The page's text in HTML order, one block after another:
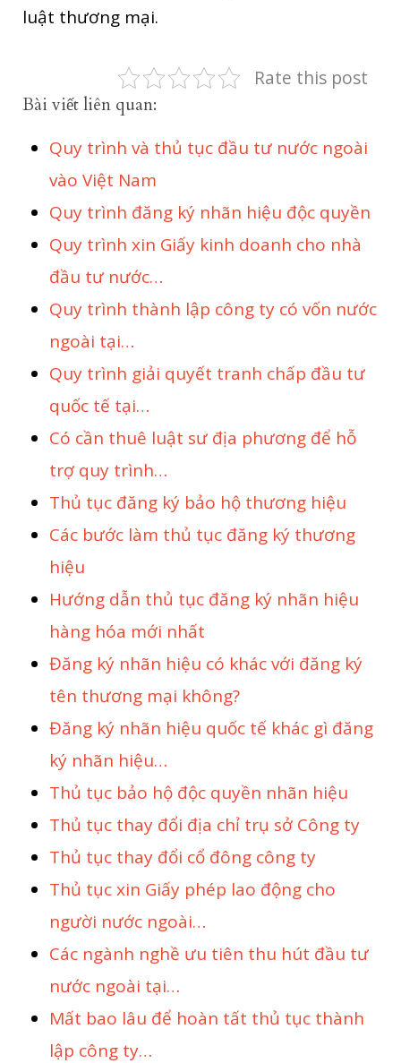
luật thương mại.
Rate this post
Bài viết liên quan:
Quy trình và thủ tục đầu tư nước ngoài
vào Việt Nam
Quy trình đăng ký nhãn hiệu độc quyền
Quy trình xin Giấy kinh doanh cho nhà
đầu tư nước…
Quy trình thành lập công ty có vốn nước
ngoài tại…
Quy trình giải quyết tranh chấp đầu tư
quốc tế tại…
Có cần thuê luật sư địa phương để hỗ
trợ quy trình…
Thủ tục đăng ký bảo hộ thương hiệu
Các bước làm thủ tục đăng ký thương
hiệu
Hướng dẫn thủ tục đăng ký nhãn hiệu
hàng hóa mới nhất
Đăng ký nhãn hiệu có khác với đăng ký
tên thương mại không?
Đăng ký nhãn hiệu quốc tế khác gì đăng
ký nhãn hiệu…
Thủ tục bảo hộ độc quyền nhãn hiệu
Thủ tục thay đổi địa chỉ trụ sở Công ty
Thủ tục thay đổi cổ đông công ty
Thủ tục xin Giấy phép lao động cho
người nước ngoài…
Các ngành nghề ưu tiên thu hút đầu tư
nước ngoài tại…
Mất bao lâu để hoàn tất thủ tục thành
lập công ty…